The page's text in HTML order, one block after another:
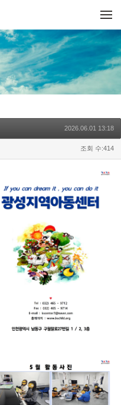
2026.06.01 13:18
조회 수:414